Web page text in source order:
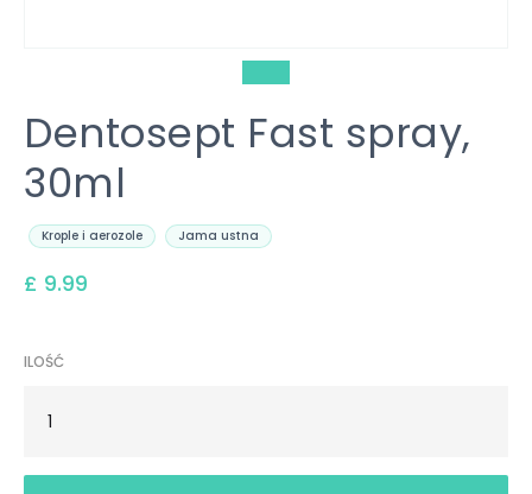
Dentosept Fast spray,
30ml
Krople i aerozole Jama ustna
£ 9.99
ILOŚĆ